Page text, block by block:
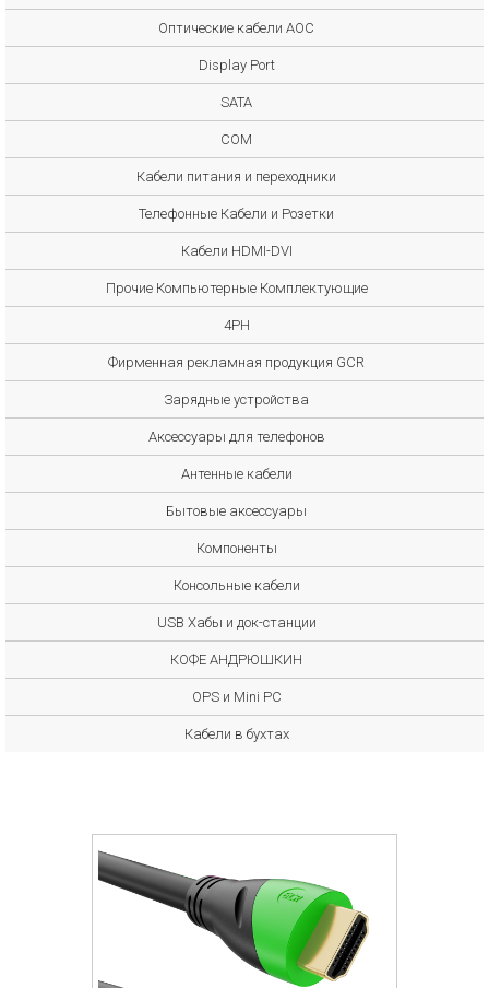
Оптические кабели AOC
Display Port
SATA
COM
Кабели питания и переходники
Телефонные Кабели и Розетки
Кабели HDMI-DVI
Прочие Компьютерные Комплектующие
4PH
Фирменная рекламная продукция GCR
Зарядные устройства
Аксессуары для телефонов
Антенные кабели
Бытовые аксессуары
Компоненты
Консольные кабели
USB Хабы и док-станции
КОФЕ АНДРЮШКИН
OPS и Mini PC
Кабели в бухтах